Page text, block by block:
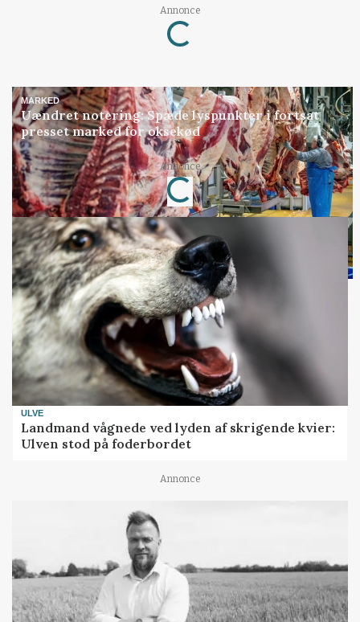
Annonce
Loading...
MARKED
Uændret notering: Spæde lyspunkter i fortsat
presset marked for oksekød
Annonce
Loading...
ULVE
Landmand vågnede ved lyden af skrigende kvier:
Ulven stod på foderbordet
Annonce